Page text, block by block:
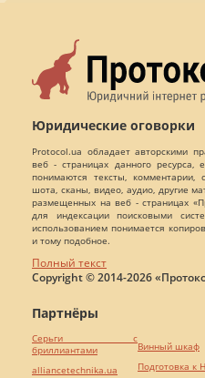
Юридические оговорки
Protocol.ua обладает авторскими
веб - страницах данного
понимаются тексты, комментарии,
шота, сканы, видео, аудио, другие
размещенных на веб - страницах
для индексации поисковыми
использованием понимается
и тому подобное.
Полный текст
Copyright © 2014-2026
Партнёры
Серьги с
бриллиантами
alliancetechnika.ua
Винный шкаф
Подготовка